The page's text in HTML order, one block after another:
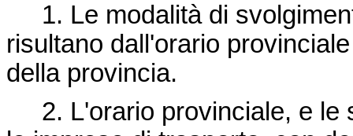
1. Le modalità di
risultano dall'orario
della provincia.
2. L'orario provinciale, e le